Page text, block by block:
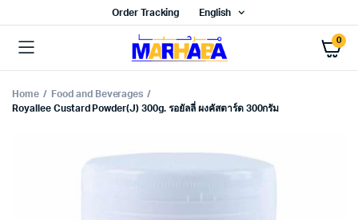
Order Tracking English
0
Home
Food and Beverages
Royallee Custard Powder(J) 300g. รอยัลลี่ ผงคัสตาร์ด 300กรัม